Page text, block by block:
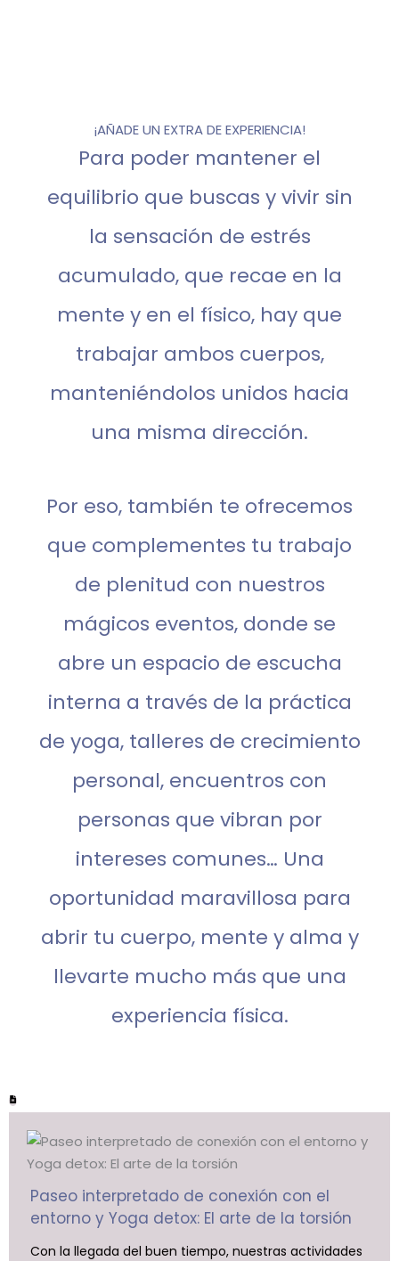
¡AÑADE UN EXTRA DE EXPERIENCIA!
Para poder mantener el
equilibrio que buscas y vivir sin
la sensación de estrés
acumulado, que recae en la
mente y en el físico, hay que
trabajar ambos cuerpos,
manteniéndolos unidos hacia
una misma dirección.
Por eso, también te ofrecemos
que complementes tu trabajo
de plenitud con nuestros
mágicos eventos, donde se
abre un espacio de escucha
interna a través de la práctica
de yoga, talleres de crecimiento
personal, encuentros con
personas que vibran por
intereses comunes… Una
oportunidad maravillosa para
abrir tu cuerpo, mente y alma y
llevarte mucho más que una
experiencia física.
Paseo interpretado de conexión con el
entorno y Yoga detox: El arte de la torsión
Con la llegada del buen tiempo, nuestras actividades